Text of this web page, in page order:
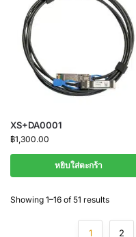
XS+DA0001
฿1,300.00
หยิบใส่ตะกร้า
Showing 1–16 of 51 results
1 2